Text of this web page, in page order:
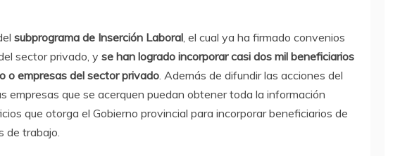
subprograma de Inserción Laboral, el cual ya ha firmado convenios
sector privado, y se han logrado incorporar casi dos mil beneficiarios
o empresas del sector privado. Además de difundir las acciones del
empresas que se acerquen puedan obtener toda la información
que otorga el Gobierno provincial para incorporar beneficiarios de
de trabajo.